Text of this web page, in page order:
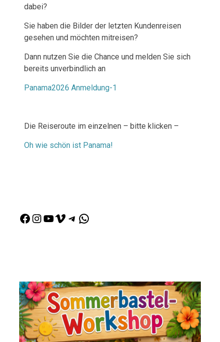
dabei?
Sie haben die Bilder der letzten Kundenreisen
gesehen und möchten mitreisen?
Dann nutzen Sie die Chance und melden Sie sich
bereits unverbindlich an
Panama2026 Anmeldung-1
Die Reiseroute im einzelnen – bitte klicken –
Oh wie schön ist Panama!